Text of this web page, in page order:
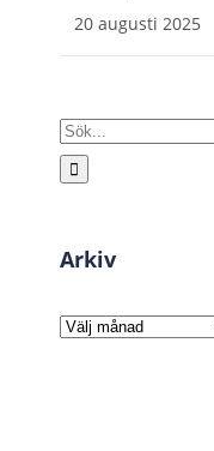
20 augusti 2025
Sök
efter:
Arkiv
Arkiv